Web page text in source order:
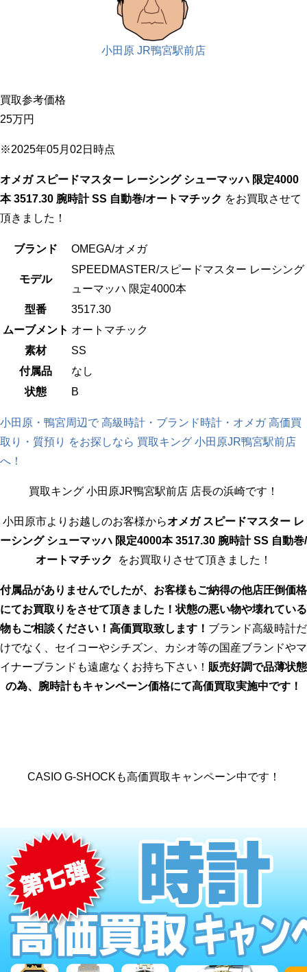
小田原 JR鴨宮駅前店
買取参考価格
25万円
※2025年05月02日時点
オメガ スピードマスター レーシング シューマッハ 限定4000
本 3517.30 腕時計 SS 自動巻/オートマチック をお買取させて
頂きました！
ブランド OMEGA/オメガ
モデル
SPEEDMASTER/スピードマスター レーシング
ューマッハ 限定4000本
型番
3517.30
ムーブメント オートマチック
素材
SS
付属品
なし
状態
B
小田原・鴨宮周辺で 高級時計・ブランド時計・オメガ 高価買
取り・質預り をお探しなら 買取キング 小田原JR鴨宮駅前店
へ！
買取キング 小田原JR鴨宮駅前店 店長の浜崎です！
小田原市よりお越しのお客様からオメガ スピードマスター レ
ーシング シューマッハ 限定4000本 3517.30 腕時計 SS 自動巻/
オートマチック
をお買取りさせて頂きました！
付属品がありませんでしたが、お客様もご納得の他店圧倒価格
にてお買取りをさせて頂きました！状態の悪い物や壊れている
物もご相談ください！高価買取致します！ ブランド高級時計だ
けでなく、セイコーやシチズン、カシオ等の国産ブランドやマ
イナーブランドも遠慮なくお持ち下さい！ 販売好調で品薄状態
の為、腕時計もキャンペーン価格にて高価買取実施中です！
CASIO G-SHOCKも高価買取キャンペーン中です！